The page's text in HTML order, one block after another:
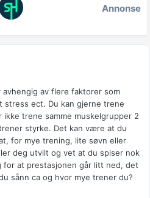
Annonse
av flere faktorer som
stress ect. Du kan gjerne trene
trene samme muskelgrupper 2
styrke. Det kan være at du
for mye trening, lite søvn eller
deg utvilt og vet at du spiser nok
for at prestasjonen går litt ned, det
sånn ca og hvor mye trener du?